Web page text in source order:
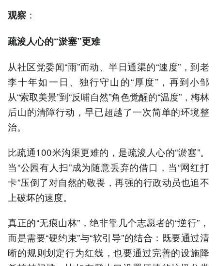
观察 ：
疏浚人心的“淤塞”更难
从社区党委闻“雨”而动、半日通渠的“速度”，到老
李十年如一日、独行守山的“厚度”，再到小邹
从“索取美景”到“反哺自然”角色觉醒的“温度”，梅林
后山的清障行动，早已超越了一次简单的环境整
治。
比疏通100米沟渠更难的，是疏浚人心的“淤塞”。
当“公园有人扫”成为随意丢弃的借口，当“网红打
卡”压倒了对自然的敬畏，再强的行政动员也追不
上破坏的速度。
真正的“无痕山林”，绝非靠几个志愿者的“逆行”，
而是需要“硬约束”与“软引导”的结合：既要通过清
晰的规则划定行为红线，也要通过完善的设施降